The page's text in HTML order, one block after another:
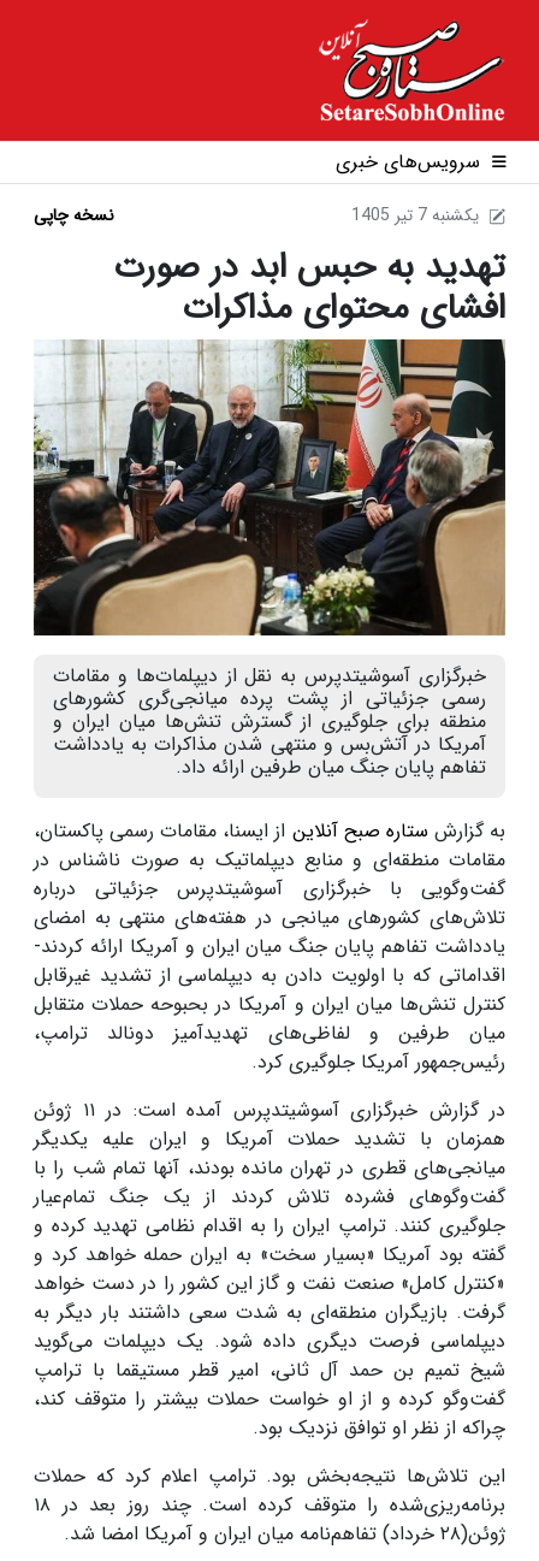
سرویس‌های خبری
1405 يکشنبه 7 تير نسخه چاپی
تهدید به حبس ابد در صورت
افشای محتوای مذاکرات
خبرگزاری آسوشیتدپرس به نقل از دیپلمات‌ها و مقامات
رسمی جزئیاتی از پشت پرده میانجی‌گری کشورهای
منطقه برای جلوگیری از گسترش تنش‌ها میان ایران و
آمریکا در آتش‌بس و منتهی شدن مذاکرات به یادداشت
تفاهم پایان جنگ میان طرفین ارائه داد.
به گزارش ستاره صبح آنلاین از ایسنا، مقامات رسمی پاکستان،
مقامات منطقه‌ای و منابع دیپلماتیک به صورت ناشناس در
گفت‌وگویی با خبرگزاری آسوشیتدپرس جزئیاتی درباره
تلاش‌های کشورهای میانجی در هفته‌های منتهی به امضای
یادداشت تفاهم پایان جنگ میان ایران و آمریکا ارائه کردند-
اقداماتی که با اولویت دادن به دیپلماسی از تشدید غیرقابل
کنترل تنش‌ها میان ایران و آمریکا در بحبوحه حملات متقابل
میان طرفین و لفاظی‌های تهدیدآمیز دونالد ترامپ،
رئیس‌جمهور آمریکا جلوگیری کرد.
در گزارش خبرگزاری آسوشیتدپرس آمده است: در ۱۱ ژوئن
همزمان با تشدید حملات آمریکا و ایران علیه یکدیگر
میانجی‌های قطری در تهران مانده بودند، آنها تمام شب را با
گفت‌وگوهای فشرده تلاش کردند از یک جنگ تمام‌عیار
جلوگیری کنند. ترامپ ایران را به اقدام نظامی تهدید کرده و
گفته بود آمریکا «بسیار سخت» به ایران حمله خواهد کرد و
«کنترل کامل» صنعت نفت و گاز این کشور را در دست خواهد
گرفت. بازیگران منطقه‌ای به شدت سعی داشتند بار دیگر به
دیپلماسی فرصت دیگری داده شود. یک دیپلمات می‌گوید
شیخ تمیم بن حمد آل ثانی، امیر قطر مستیقما با ترامپ
گفت‌وگو کرده و از او خواست حملات بیشتر را متوقف کند،
چراکه از نظر او توافق نزدیک بود.
این تلاش‌ها نتیجه‌بخش بود. ترامپ اعلام کرد که حملات
برنامه‌ریزی‌شده را متوقف کرده است. چند روز بعد در ۱۸
ژوئن(۲۸ خرداد) تفاهم‌نامه میان ایران و آمریکا امضا شد.